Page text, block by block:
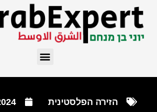
הזירה הפלסטינית